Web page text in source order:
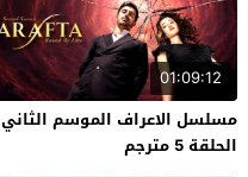
01:09:12
مسلسل الاعراف الموسم الثاني
الحلقة 5 مترجم